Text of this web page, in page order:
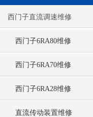
西门子直流调速维修
西门子6RA80维修
西门子6RA70维修
西门子6RA28维修
直流传动装置维修